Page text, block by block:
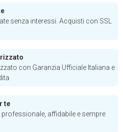
senza interessi. Acquisti con SSL
con Garanzia Ufficiale Italiana e
te
affidabile e sempre